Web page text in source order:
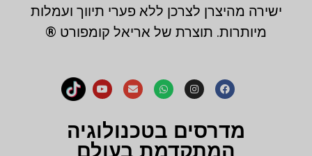
ישירה מהיצרן לצרכן ללא פערי תיווך ועמלות
מיותרות. תוצרת של אריאל קומפורט ®
מדרסים בטכנולוגיה
המתקדמת בעולם